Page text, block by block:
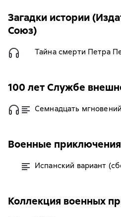
Загадки истории
Союз)
Тайна смерти Петра
100 лет Службе
Семнадцать
Военные
Испанский вариант
Коллекция военных